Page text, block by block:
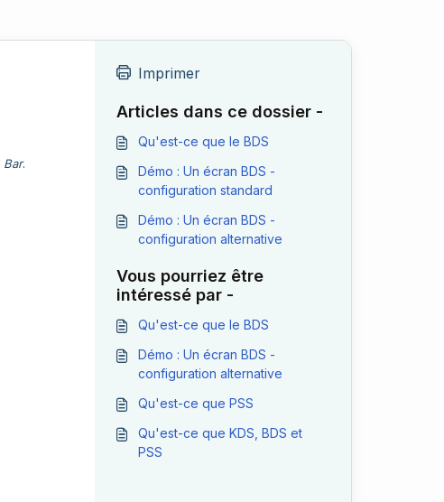
Bar.
Imprimer
Articles dans ce dossier -
Qu'est-ce que le BDS
Démo : Un écran BDS -
configuration standard
Démo : Un écran BDS -
configuration alternative
Vous pourriez être
intéressé par -
Qu'est-ce que le BDS
Démo : Un écran BDS -
configuration alternative
Qu'est-ce que PSS
Qu'est-ce que KDS, BDS et
PSS